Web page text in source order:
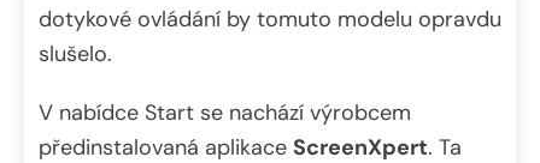
dotykové ovládání by tomuto modelu opravdu
slušelo.
V nabídce Start se nachází výrobcem
předinstalovaná aplikace ScreenXpert. Ta